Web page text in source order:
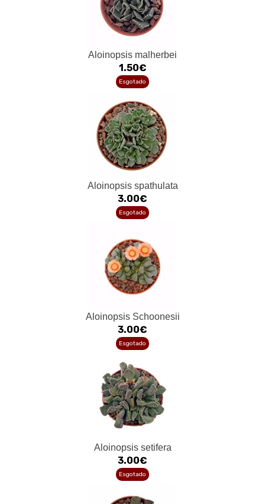
Aloinopsis malherbei
1.50€
Esgotado
Aloinopsis spathulata
3.00€
Esgotado
Aloinopsis Schoonesii
3.00€
Esgotado
Aloinopsis setifera
3.00€
Esgotado